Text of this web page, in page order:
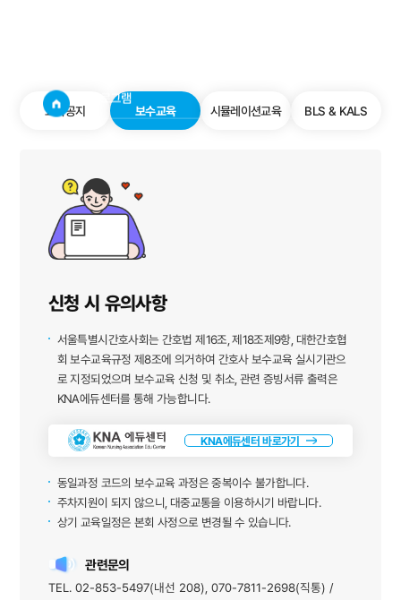
교육프로그램
교육공지 보수교육 시뮬레이션교육 BLS & KALS
신청 시 유의사항
서울특별시간호사회는 간호법 제16조, 제18조제9항, 대한간호협
회 보수교육규정 제8조에 의거하여 간호사 보수교육 실시기관으
로 지정되었으며 보수교육 신청 및 취소, 관련 증빙서류 출력은
KNA에듀센터를 통해 가능합니다.
KNA에듀센터 바로가기
동일과정 코드의 보수교육 과정은 중복이수 불가합니다.
주차지원이 되지 않으니, 대중교통을 이용하시기 바랍니다.
상기 교육일정은 본회 사정으로 변경될 수 있습니다.
관련문의
TEL. 02-853-5497(내선 208), 070-7811-2698(직통) /